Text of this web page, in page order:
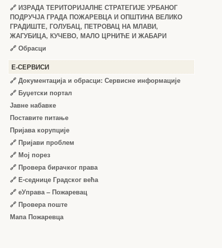
🔗 ИЗРАДА ТЕРИТОРИЈАЛНЕ СТРАТЕГИЈЕ УРБАНОГ
ПОДРУЧЈА ГРАДА ПОЖАРЕВЦА И ОПШТИНА ВЕЛИКО
ГРАДИШТЕ, ГОЛУБАЦ, ПЕТРОВАЦ НА МЛАВИ,
ЖАГУБИЦА, КУЧЕВО, МАЛО ЦРНИЋЕ И ЖАБАРИ
🔗 Обрасци
Е-СЕРВИСИ
🔗 Документација и обрасци: Сервисне информације
🔗 Буџетски портал
Јавне набавке
Поставите питање
Пријава корупције
🔗 Пријави проблем
🔗 Мој порез
🔗 Провера бирачког права
🔗 Е-седнице Градског већа
🔗 еУправа – Пожаревац
🔗 Провера поште
Мапа Пожаревца